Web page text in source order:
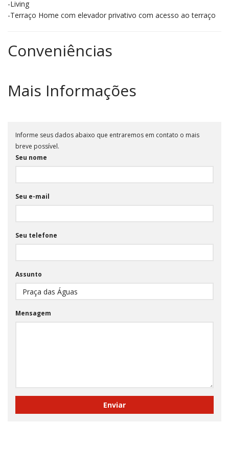
-Living
-Terraço Home com elevador privativo com acesso ao terraço
Conveniências
Mais Informações
Informe seus dados abaixo que entraremos em contato o mais
breve possível.
Seu nome
Seu e-mail
Seu telefone
Assunto
Mensagem